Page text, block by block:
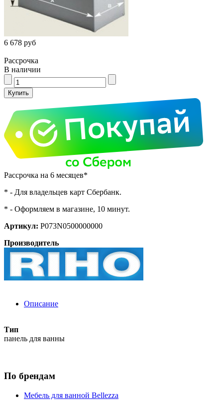
6 678 руб
Рассрочка
В наличии
Рассрочка на 6 месяцев*
* - Для владельцев карт Сбербанк.
* - Оформляем в магазине, 10 минут.
Артикул: P073N0500000000
Производитель
Описание
Тип
панель для ванны
По брендам
Мебель для ванной Bellezza